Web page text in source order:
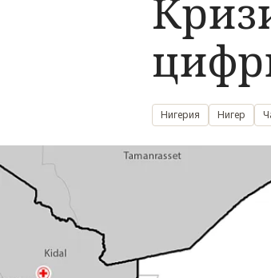
Нигерия Нигер